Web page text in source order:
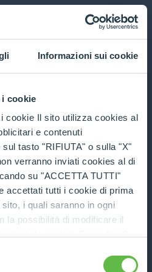
Informazioni sui cookie
cookie
cookie Il sito utilizza cookies al
e contenuti
tasto "RIFIUTA" o sulla "X"
verranno inviati cookies al di
su "ACCETTA TUTTI"
accettati tutti i cookie di prima
i quali saranno in ogni
la possibilità di modificare il
il suo consenso" e
exception has occurred (see the